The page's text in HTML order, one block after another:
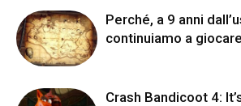
Perché, a 9 anni
continuiamo a
Crash Bandicoot 4: